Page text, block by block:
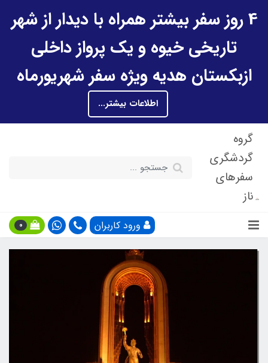
4 روز سفر بیشتر همراه با دیدار از شهر
تاریخی خیوه و یک پرواز داخلی
ازبکستان هدیه ویژه سفر شهریورماه
اطلاعات بیشتر...
گروه
گردشگری
سفرهای
ناز
ورود کاربران 0